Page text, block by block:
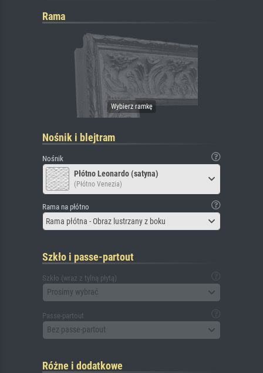
Rama
Nośnik i blejtram
Nośnik
Płótno Leonardo (satyna)
(Płótno Venezia)
Rama na płótno
Rama płótna - Obraz lustrzany z boku
Szkło i passe-partout
Szkło (wraz z tylną płytą)
Prosimy wybrać
Passe-partout
Bez passe-partout
Różne i dodatkowe